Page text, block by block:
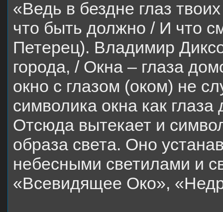
«Ведь в бездне глаз
что быть должно / И что
Петерец). Владимир
города, / Окна – глаза
окно с глазом (оком) не
символика окна как
Отсюда вытекает и
образа света. Оно
небесными светилами и
«Всевидящее Око»,